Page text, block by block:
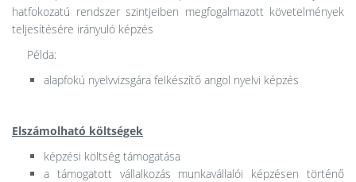
hatfokozatú rendszer szintjeiben megfogalmazott követelmények
teljesítésére irányuló képzés
Példa:
alapfokú nyelvvizsgára felkészítő angol nyelvi képzés
Elszámolható költségek
képzési költség támogatása
a támogatott vállalkozás munkavállalói képzésen történő